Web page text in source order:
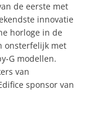
de eerste met
innovatie
horloge in de
onsterfelijk met
G modellen.
van
sponsor van